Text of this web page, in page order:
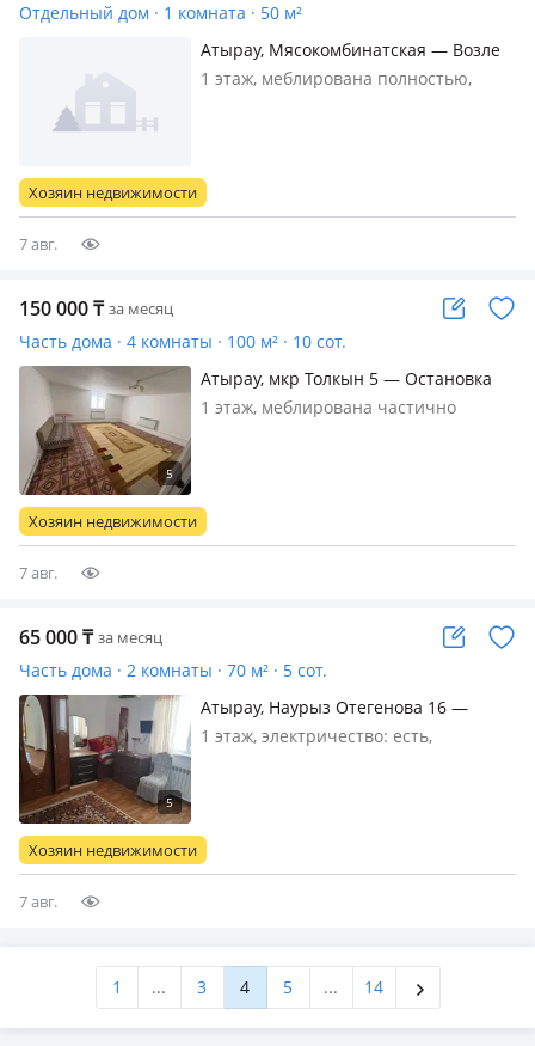
Отдельный дом · 1 комната · 50 м²
Атырау, Мясокомбинатская — Возле
рынка Дина
1 этаж, меблирована полностью,
Хозяин недвижимости
7 авг.
150 000₸ за месяц
Часть дома · 4 комнаты · 100 м² · 10 сот.
Атырау, мкр Толкын 5 — Остановка
нарсуд
1 этаж, меблирована частично
Хозяин недвижимости
7 авг.
65 000₸ за месяц
Часть дома · 2 комнаты · 70 м² · 5 сот.
Атырау, Наурыз Отегенова 16 —
Мк.старый айропорт Ай жулдыз
1 этаж, электричество: есть,
Хозяин недвижимости
7 авг.
1 ... 3 4 5 ... 14